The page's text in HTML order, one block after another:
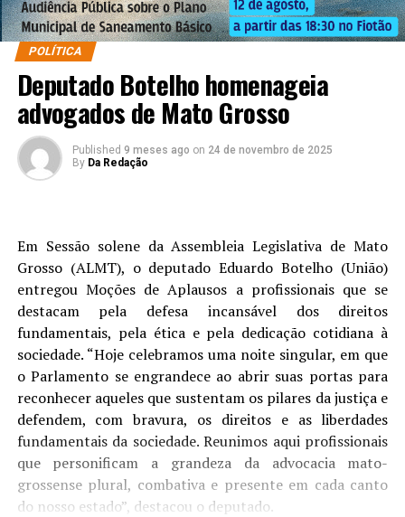
POLÍTICA
Deputado Botelho homenageia
advogados de Mato Grosso
Published 9 meses ago on 24 de novembro de 2025
By Da Redação
Em Sessão solene da Assembleia Legislativa de Mato
Grosso (ALMT), o deputado Eduardo Botelho (União)
entregou Moções de Aplausos a profissionais que se
destacam pela defesa incansável dos direitos
fundamentais, pela ética e pela dedicação cotidiana à
sociedade. “Hoje celebramos uma noite singular, em que
o Parlamento se engrandece ao abrir suas portas para
reconhecer aqueles que sustentam os pilares da justiça e
defendem, com bravura, os direitos e as liberdades
fundamentais da sociedade. Reunimos aqui profissionais
que personificam a grandeza da advocacia mato-
grossense plural, combativa e presente em cada canto
do nosso estado”, destacou o deputado.